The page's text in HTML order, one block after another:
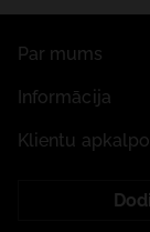
Par mums
Informācija
Klientu